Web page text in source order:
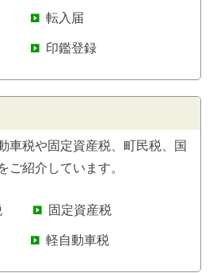
転入届
印鑑登録
車税や固定資産税、町民税、国
ご紹介しています。
固定資産税
軽自動車税